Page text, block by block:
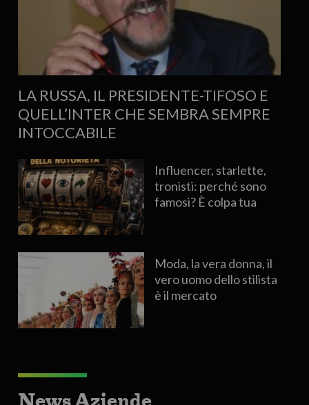
LA RUSSA, IL PRESIDENTE-TIFOSO E
QUELL’INTER CHE SEMBRA SEMPRE
INTOCCABILE
Influencer, starlette,
tronisti: perché sono
famosi? È colpa tua
Moda, la vera donna, il
vero uomo dello stilista
è il mercato
News Aziende